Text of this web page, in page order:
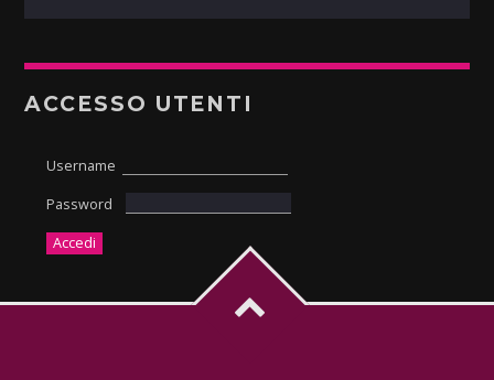
ACCESSO UTENTI
Username
Password